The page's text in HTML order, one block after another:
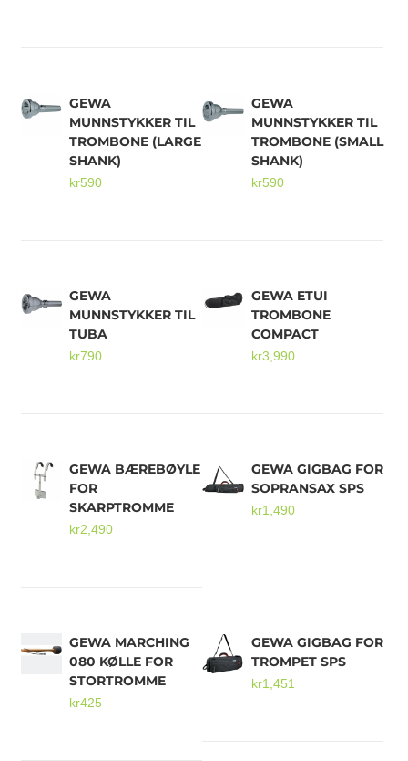
GEWA
MUNNSTYKKER TIL
TROMBONE (LARGE
SHANK)
kr590
GEWA
MUNNSTYKKER TIL
TROMBONE (SMALL
SHANK)
kr590
GEWA
MUNNSTYKKER TIL
TUBA
kr790
GEWA ETUI
TROMBONE
COMPACT
kr3,990
GEWA BÆREBØYLE
FOR
SKARPTROMME
kr2,490
GEWA GIGBAG FOR
SOPRANSAX SPS
kr1,490
GEWA MARCHING
080 KØLLE FOR
STORTROMME
kr425
GEWA GIGBAG FOR
TROMPET SPS
kr1,451